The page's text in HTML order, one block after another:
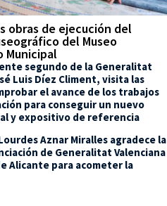
obras de ejecución del
del Museo
Municipal
segundo de la Generalitat
Luis Díez Climent, visita las
el avance de los trabajos
para conseguir un nuevo
y expositivo de referencia
Aznar Miralles agradece la
de Generalitat Valenciana
Alicante para acometer la